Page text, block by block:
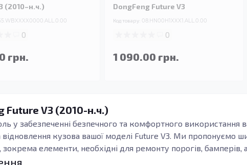
(2010–н.ч.)
0
грн.
DongFeng Future V3
Код товару: 08.HN00H1XXX1.ALL.0.00
0
1 090.00 грн.
Future V3 (2010-н.ч.)
у забезпеченні безпечного та комфортного використання
кузова вашої моделі Future V3. Ми пропонуємо
елементи, необхідні для ремонту порогів, бамперів,